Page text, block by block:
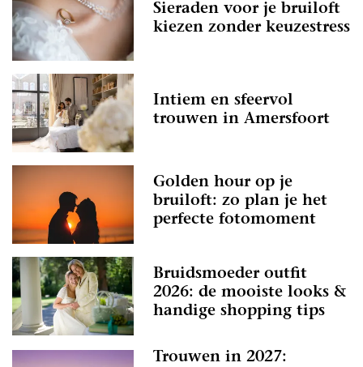
Sieraden voor je bruiloft
kiezen zonder keuzestress
Intiem en sfeervol
trouwen in Amersfoort
Golden hour op je
bruiloft: zo plan je het
perfecte fotomoment
Bruidsmoeder outfit
2026: de mooiste looks &
handige shopping tips
Trouwen in 2027: